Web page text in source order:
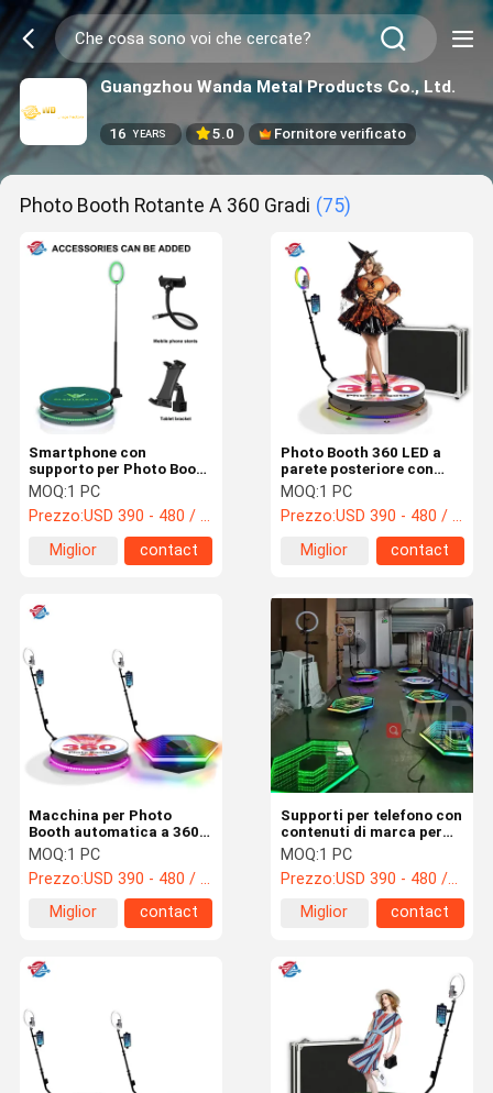
Guangzhou Wanda Metal Products Co., Ltd.
16 YEARS 5.0 Fornitore verificato
Photo Booth Rotante A 360 Gradi (75)
Smartphone con
supporto per Photo Booth
girevole a 360° senza fili
MOQ:1 PC
Prezzo:USD 390 - 480 / pc
Miglior
contact
Photo Booth 360 LED a
parete posteriore con
luce a goccia per la festa
di nozze
MOQ:1 PC
Prezzo:USD 390 - 480 / pc
Miglior
contact
Macchina per Photo
Booth automatica a 360
gradi con Selfie Video
Photobooth rotante per
feste
MOQ:1 PC
Prezzo:USD 390 - 480 / pc
Miglior
contact
Supporti per telefono con
contenuti di marca per
fotocamera girevole a
360 gradi con
piattaforma in metallo
MOQ:1 PC
Prezzo:USD 390 - 480 /pc
Miglior
contact